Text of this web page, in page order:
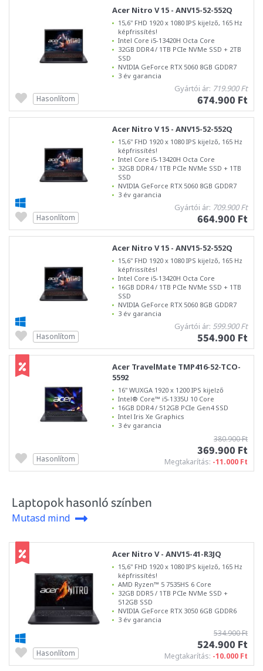
Acer Nitro V 15 - ANV15-52-552Q
15,6" FHD 1920 x 1080 IPS kijelző, 165 Hz
képfrissítés!
Intel Core i5-13420H Octa Core
32GB DDR4 / 1TB PCIe NVMe SSD + 2TB
SSD
NVIDIA GeForce RTX 5060 8GB GDDR7
3 év garancia
Gyártói ár: 719.900 Ft
674.900 Ft
Hasonlítom
Acer Nitro V 15 - ANV15-52-552Q
15,6" FHD 1920 x 1080 IPS kijelző, 165 Hz
képfrissítés!
Intel Core i5-13420H Octa Core
32GB DDR4 / 1TB PCIe NVMe SSD + 1TB
SSD
NVIDIA GeForce RTX 5060 8GB GDDR7
3 év garancia
Gyártói ár: 709.900 Ft
664.900 Ft
Hasonlítom
Acer Nitro V 15 - ANV15-52-552Q
15,6" FHD 1920 x 1080 IPS kijelző, 165 Hz
képfrissítés!
Intel Core i5-13420H Octa Core
16GB DDR4 / 1TB PCIe NVMe SSD + 1TB
SSD
NVIDIA GeForce RTX 5060 8GB GDDR7
3 év garancia
Gyártói ár: 599.900 Ft
554.900 Ft
Hasonlítom
Acer TravelMate TMP416-52-TCO-
5592
16" WUXGA 1920 x 1200 IPS kijelző
Intel® Core™ i5-1335U 10 Core
16GB DDR4 / 512GB PCIe Gen4 SSD
Intel Iris Xe Graphics
3 év garancia
380.900 Ft
369.900 Ft
Megtakarítás: -11.000 Ft
Hasonlítom
Laptopok hasonló színben
Mutasd mind
Acer Nitro V - ANV15-41-R3JQ
15,6" FHD 1920 x 1080 IPS kijelző, 165 Hz
képfrissítés!
AMD Ryzen™ 5 7535HS 6 Core
32GB DDR5 / 1TB PCIe NVMe SSD +
512GB SSD
NVIDIA GeForce RTX 3050 6GB GDDR6
3 év garancia
534.900 Ft
524.900 Ft
Megtakarítás: -10.000 Ft
Hasonlítom